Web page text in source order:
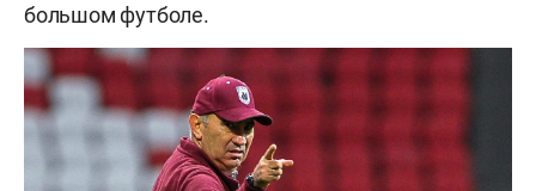
большом футболе.